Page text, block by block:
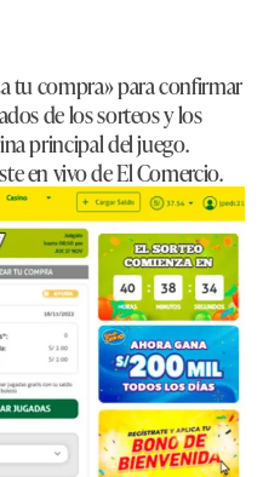
tu compra» para confirmar
de los sorteos y los
principal del juego.
en vivo de El Comercio.